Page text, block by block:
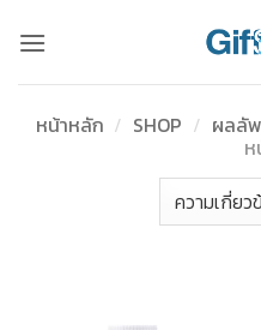
หน้าหลัก / SHOP / ผลลัพ
ห